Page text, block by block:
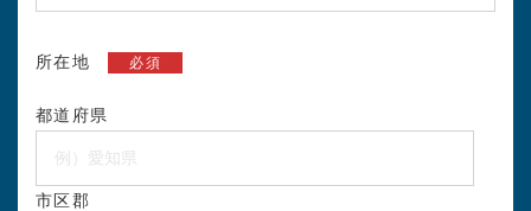
所在地 必須
都道府県
市区郡